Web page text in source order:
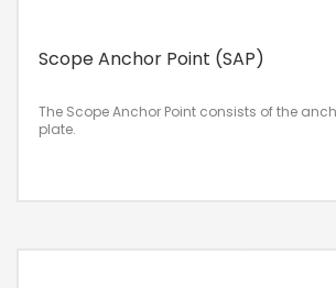
Scope Anchor Point (SAP)
The Scope Anchor Point consists of the
plate.